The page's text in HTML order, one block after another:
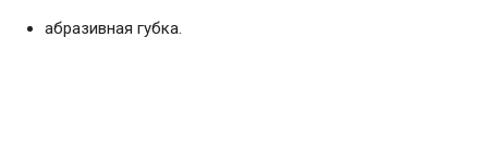
абразивная губка.